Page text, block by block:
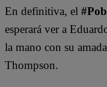
En definitiva, el
esperará ver a
la mano con su
Thompson.